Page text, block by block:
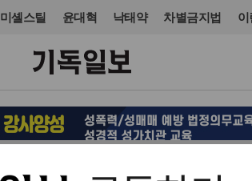
미셸스틸 윤대혁 낙태약 차별금지법